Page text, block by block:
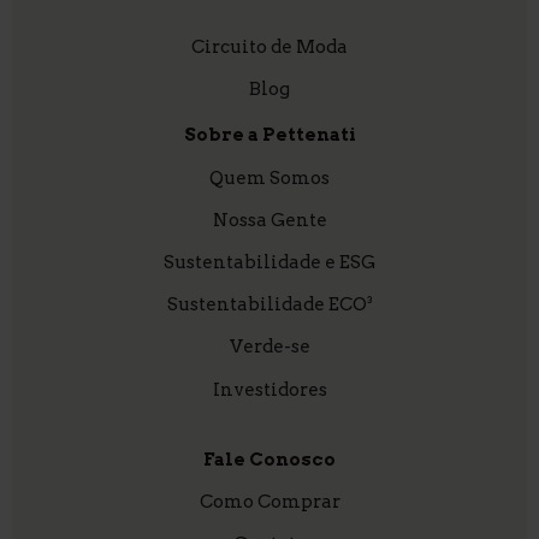
Circuito de Moda
Blog
Sobre a Pettenati
Quem Somos
Nossa Gente
Sustentabilidade e ESG
Sustentabilidade ECO³
Verde-se
Investidores
Fale Conosco
Como Comprar